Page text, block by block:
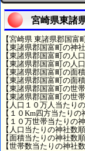
宮崎県東諸
【宮崎県 東諸県郡国富
【東諸県郡国富町の神
【東諸県郡国富町の人
【東諸県郡国富町の人
【東諸県郡国富町の面
【東諸県郡国富町の面
【東諸県郡国富町の世
【東諸県郡国富町の世
【人口１０万人当たり
【１０Km四方当たり
【１０万世帯当たりの
【人口当たりの神社数
【面積当たりの神社数
【世帯数当たりの神社